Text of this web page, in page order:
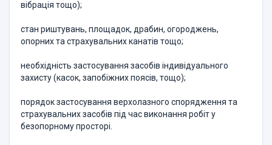
вібрація тощо);
стан риштувань, площадок, драбин, огороджень,
опорних та страхувальних канатів тощо;
необхідність застосування засобів індивідуального
захисту (касок, запобіжних поясів, тощо);
порядок застосування верхолазного спорядження та
страхувальних засобів під час виконання робіт у
безопорному просторі.